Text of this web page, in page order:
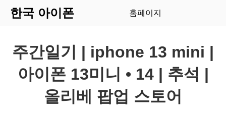
한국 아이폰 홈페이지
주간일기 | iphone 13 mini |
아이폰 13미니 • 14 | 추석 |
올리베 팝업 스토어